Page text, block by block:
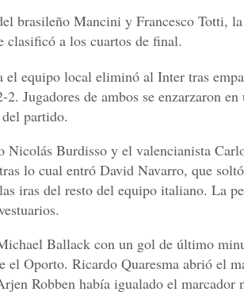
brasileño Mancini y Francesco Totti,
clasificó a los cuartos de final.
el equipo local eliminó al Inter tras
2. Jugadores de ambos se enzarzaron
partido.
Nicolás Burdisso y el valencianista
lo cual entró David Navarro, que
iras del resto del equipo italiano. La
Ballack con un gol de último
el Oporto. Ricardo Quaresma abrió el
Robben había igualado el marcador